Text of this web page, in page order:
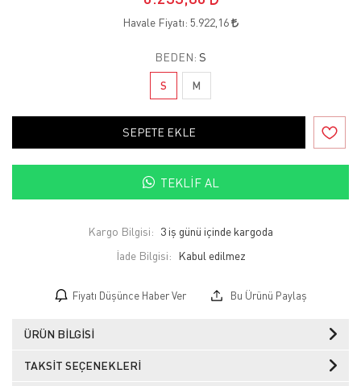
Havale Fiyatı: 5.922,16
BEDEN: S
S M
SEPETE EKLE
TEKLIF AL
Kargo Bilgisi: 3 iş günü içinde kargoda
İade Bilgisi:
Fiyatı Düşünce Haber Ver Bu Ürünü Paylaş
ÜRÜN BILGISI
TAKSIT SEÇENEKLERI